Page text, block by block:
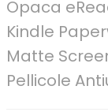
Opaca
Kindle
Matte
Pellicole